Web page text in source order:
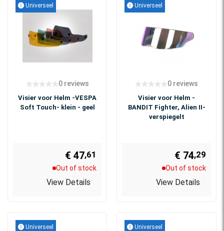
Universeel
0 reviews
Visier voor Helm -VESPA
Soft Touch- klein - geel
€ 47,61
Out of stock
View Details
Universeel
0 reviews
Visier voor Helm -
BANDIT Fighter, Alien II-
verspiegelt
€ 74,29
Out of stock
View Details
Universeel Universeel